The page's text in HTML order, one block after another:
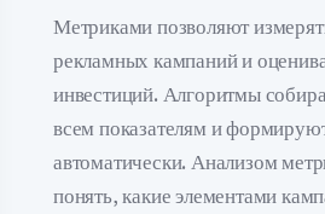
Метриками позволяют
рекламных кампаний и
инвестиций. Алгоритмы
всем показателям и
автоматически. Анализом
понять, какие элементами